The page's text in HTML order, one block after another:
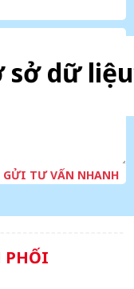
sở dữ liệu
GỬI TƯ VẤN NHANH
PHỐI